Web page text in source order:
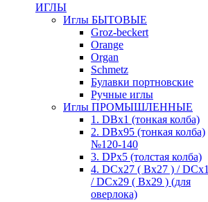
ИГЛЫ
Иглы БЫТОВЫЕ
Groz-beckert
Orange
Organ
Schmetz
Булавки портновские
Ручные иглы
Иглы ПРОМЫШЛЕННЫЕ
1. DBx1 (тонкая колба)
2. DBx95 (тонкая колба)
№120-140
3. DPx5 (толстая колба)
4. DCx27 ( Bx27 ) / DCx1
/ DCx29 ( Bx29 ) (для
оверлока)